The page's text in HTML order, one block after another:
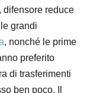
difensore reduce
grandi
, nonché le prime
preferito
di trasferimenti
ben poco. Il